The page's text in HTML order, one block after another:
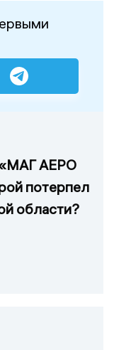
«МАГ АЕРО
потерпел
области?